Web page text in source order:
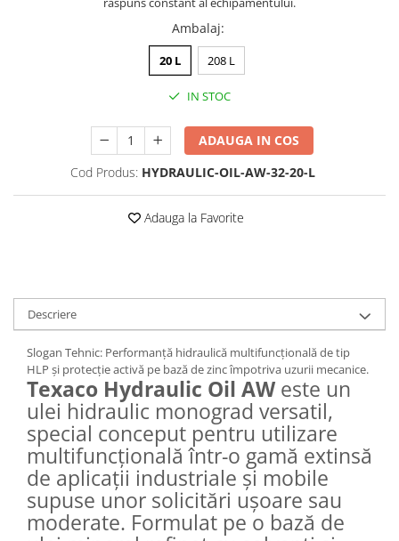
Ambalaj:
20 L 208 L
IN STOC
ADAUGA IN COS
Cod Produs: HYDRAULIC-OIL-AW-32-20-L
Adauga la Favorite
Descriere
Slogan Tehnic: Performanță hidraulică multifuncțională de tip
HLP și protecție activă pe bază de zinc împotriva uzurii mecanice.
Texaco Hydraulic Oil AW este un
ulei hidraulic monograd versatil,
special conceput pentru utilizare
multifuncțională într-o gamă extinsă
de aplicații industriale și mobile
supuse unor solicitări ușoare sau
moderate. Formulat pe o bază de